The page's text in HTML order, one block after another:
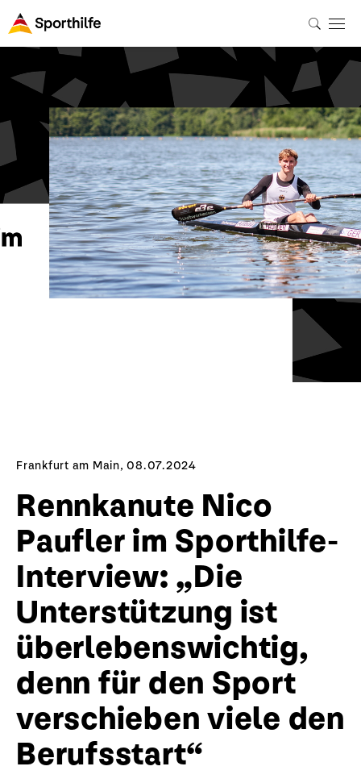
Frankfurt am Main, 08.07.2024
Rennkanute Nico
Paufler im Sporthilfe-
Interview: „Die
Unterstützung ist
überlebenswichtig,
denn für den Sport
verschieben viele den
Berufsstart“